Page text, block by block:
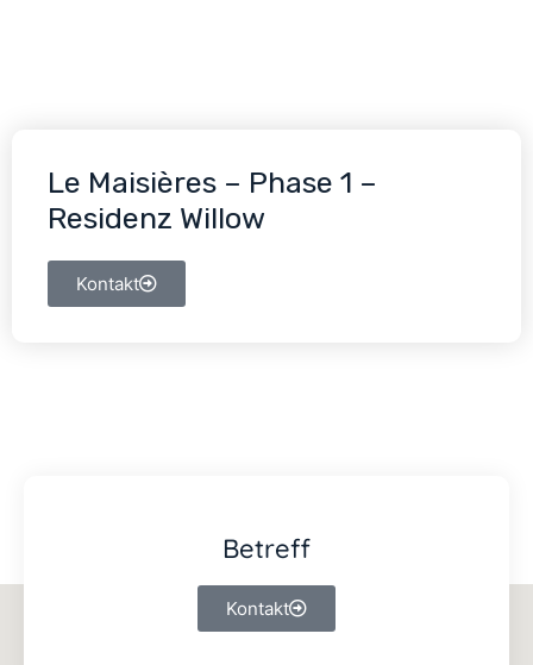
Le Maisières – Phase 1 –
Residenz Willow
Kontakt
Betreff
Kontakt